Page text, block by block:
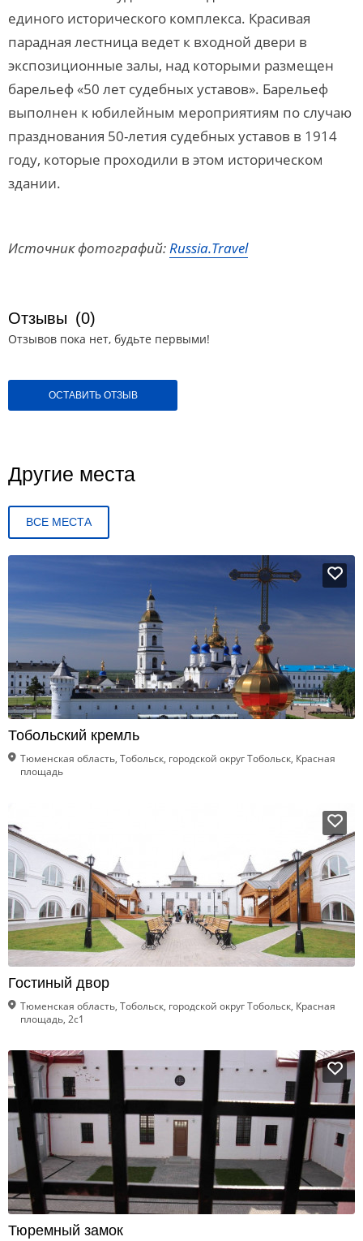
единого исторического комплекса. Красивая
парадная лестница ведет к входной двери в
экспозиционные залы, над которыми размещен
барельеф «50 лет судебных уставов». Барельеф
выполнен к юбилейным мероприятиям по случаю
празднования 50-летия судебных уставов в 1914
году, которые проходили в этом историческом
здании.
Источник фотографий:Russia.Travel
Отзывы (0)
Отзывов пока нет, будьте первыми!
ОСТАВИТЬ ОТЗЫВ
Другие места
ВСЕ МЕСТА
Тобольский кремль
Тюменская область, Тобольск, городской округ Тобольск, Красная
площадь
Гостиный двор
Тюменская область, Тобольск, городской округ Тобольск, Красная
площадь, 2с1
Тюремный замок